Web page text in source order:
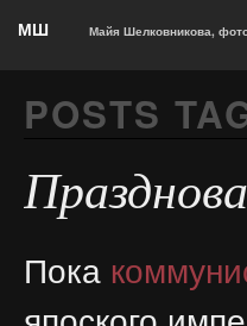
МШ Майя Шелковникова,
POSTS
Пока